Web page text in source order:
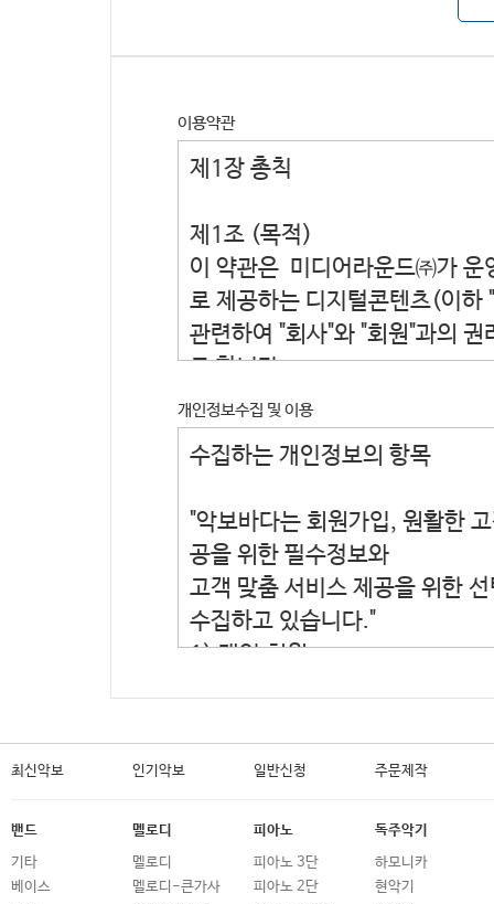
이용약관
개인정보수집 및 이용
최신악보 인기악보 일반신청 주문제작
밴드
기타
베이스
멜로디
멜로디
멜로디-큰가사
피아노
피아노 3단
피아노 2단
독주악기
하모니카
현악기